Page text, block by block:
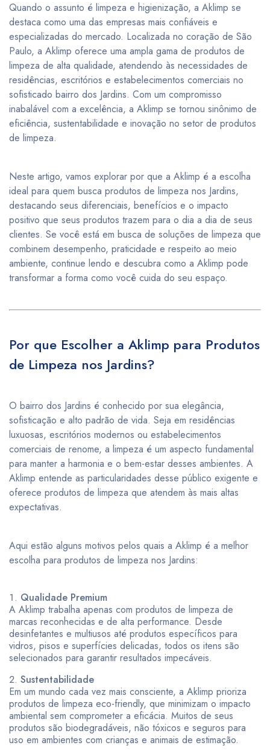
Quando o assunto é limpeza e higienização, a Aklimp se
destaca como uma das empresas mais confiáveis e
especializadas do mercado. Localizada no coração de São
Paulo, a Aklimp oferece uma ampla gama de produtos de
limpeza de alta qualidade, atendendo às necessidades de
residências, escritórios e estabelecimentos comerciais no
sofisticado bairro dos Jardins. Com um compromisso
inabalável com a excelência, a Aklimp se tornou sinônimo de
eficiência, sustentabilidade e inovação no setor de produtos
de limpeza.
Neste artigo, vamos explorar por que a Aklimp é a escolha
ideal para quem busca produtos de limpeza nos Jardins,
destacando seus diferenciais, benefícios e o impacto
positivo que seus produtos trazem para o dia a dia de seus
clientes. Se você está em busca de soluções de limpeza que
combinem desempenho, praticidade e respeito ao meio
ambiente, continue lendo e descubra como a Aklimp pode
transformar a forma como você cuida do seu espaço.
Por que Escolher a Aklimp para Produtos
de Limpeza nos Jardins?
O bairro dos Jardins é conhecido por sua elegância,
sofisticação e alto padrão de vida. Seja em residências
luxuosas, escritórios modernos ou estabelecimentos
comerciais de renome, a limpeza é um aspecto fundamental
para manter a harmonia e o bem-estar desses ambientes. A
Aklimp entende as particularidades desse público exigente e
oferece produtos de limpeza que atendem às mais altas
expectativas.
Aqui estão alguns motivos pelos quais a Aklimp é a melhor
escolha para produtos de limpeza nos Jardins:
Qualidade Premium
A Aklimp trabalha apenas com produtos de limpeza de
marcas reconhecidas e de alta performance. Desde
desinfetantes e multiusos até produtos específicos para
vidros, pisos e superfícies delicadas, todos os itens são
selecionados para garantir resultados impecáveis.
Sustentabilidade
Em um mundo cada vez mais consciente, a Aklimp prioriza
produtos de limpeza eco-friendly, que minimizam o impacto
ambiental sem comprometer a eficácia. Muitos de seus
produtos são biodegradáveis, não tóxicos e seguros para
uso em ambientes com crianças e animais de estimação.